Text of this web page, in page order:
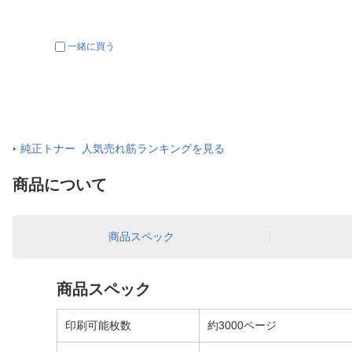
一緒に買う
純正トナー 人気売れ筋ランキングを見る
商品について
商品スペック
商品スペック
印刷可能枚数 約3000ページ